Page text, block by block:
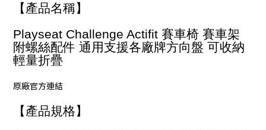
【產品名稱】
Playseat Challenge Actifit 賽車椅 賽車架
附螺絲配件 通用支援各廠牌方向盤 可收納
輕量折疊
原廠官方連結
【產品規格】